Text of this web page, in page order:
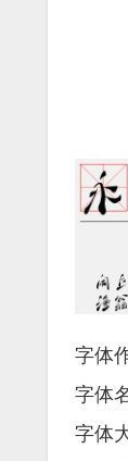
字体
字体
字体